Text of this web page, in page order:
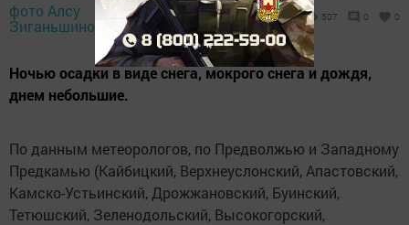
фото Алсу
Зиганьшиной,
23 марта 2024 -
19:01
507 0 0
Ночью осадки в виде снега, мокрого снега и дождя,
днем небольшие.
По данным метеорологов, по Предволжью и Западному
Предкамью (Кайбицкий, Верхнеуслонский, Апастовский,
Камско-Устьинский, Дрожжановский, Буинский,
Тетюшский, Зеленодольский, Высокогорский,